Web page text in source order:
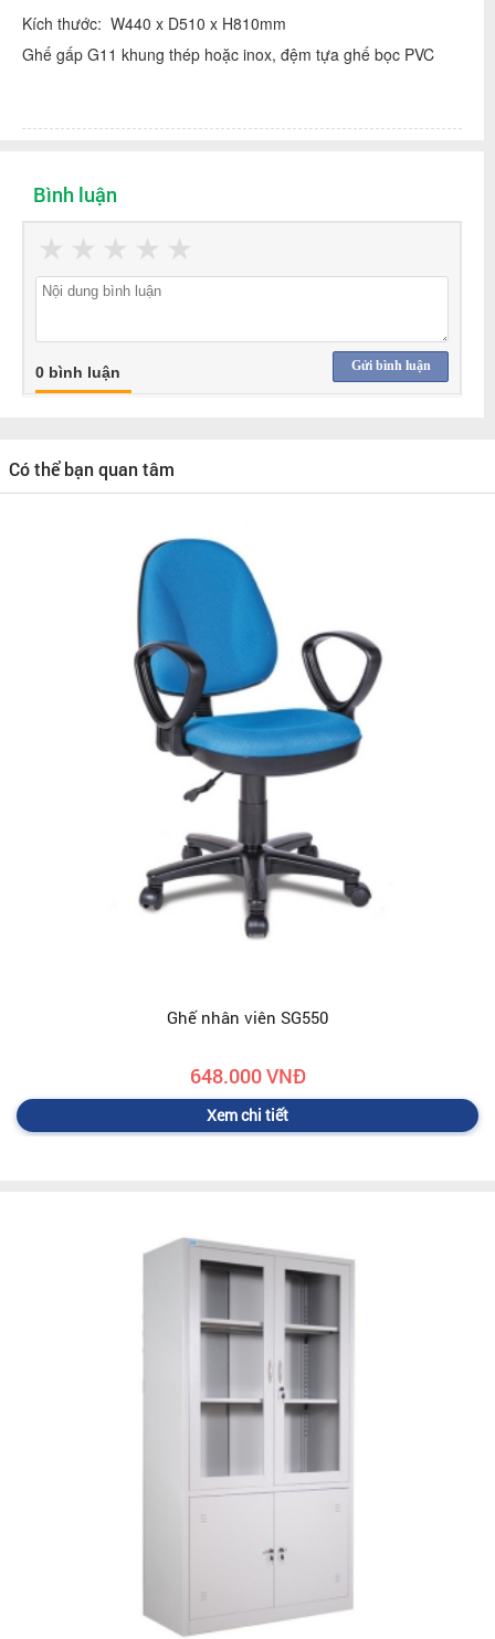
Kích thước: W440 x D510 x H810mm
Ghế gấp G11 khung thép hoặc inox, đệm tựa ghế bọc PVC
Bình luận
★
★
★
★
★
Gửi bình luận
0 bình luận
Có thể bạn quan tâm
Ghế nhân viên SG550
648.000 VNĐ
Xem chi tiết